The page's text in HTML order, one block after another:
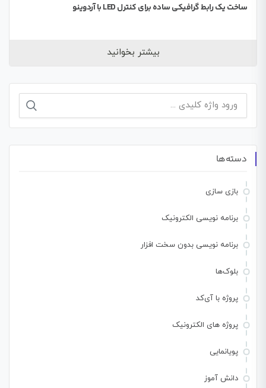
ساخت یک رابط گرافیکی ساده برای کنترل LED با آردوینو
بیشتر بخوانید
جستجو
دسته‌ها
بازی سازی
برنامه نویسی الکترونیک
برنامه نویسی بدون سخت افزار
بلوک‌ها
پروژه با آی‌کد
پروژه های الکترونیک
پویانمایی
دانش آموز